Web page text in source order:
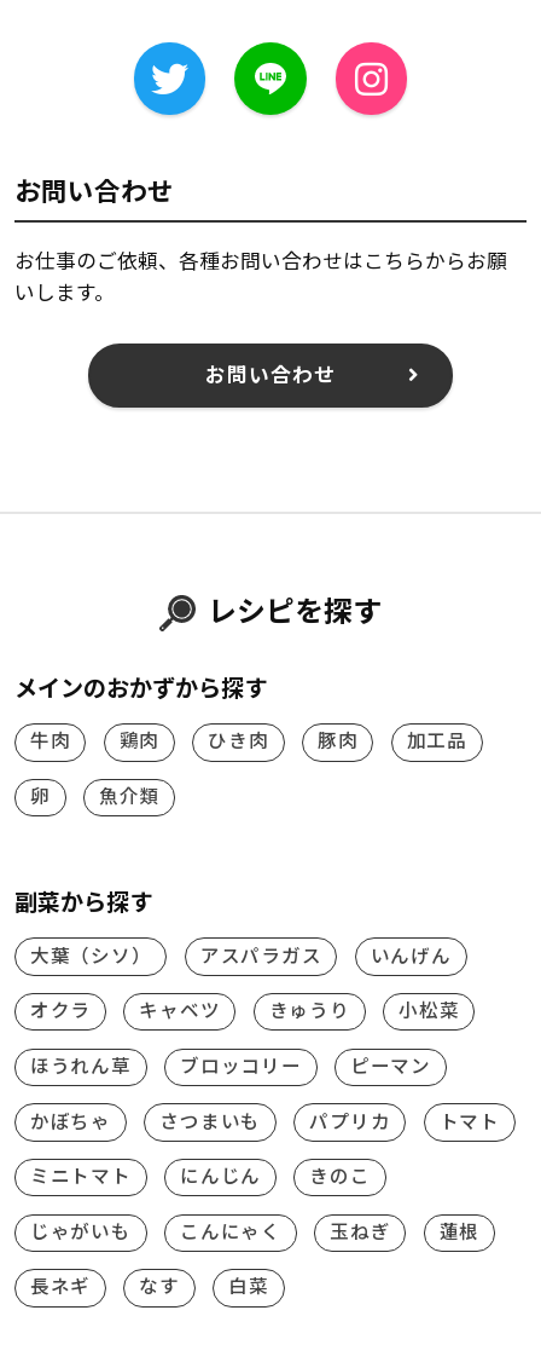
お問い合わせ
お仕事のご依頼、各種お問い合わせはこちらからお願
いします。
お問い合わせ
レシピを探す
メインのおかずから探す
牛肉 鶏肉 ひき肉 豚肉 加工品
卵 魚介類
副菜から探す
大葉（シソ） アスパラガス いんげん
オクラ キャベツ きゅうり 小松菜
ほうれん草 ブロッコリー ピーマン
かぼちゃ さつまいも パプリカ トマト
ミニトマト にんじん きのこ
じゃがいも こんにゃく 玉ねぎ 蓮根
長ネギ なす 白菜